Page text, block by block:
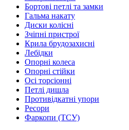
Бортові петлі та замки
Гальма накату
Диски колісні
Зчіпні пристрої
Крила брудозахисні
Лебідки
Опорні колеса
Опорні стійки
Осі торсіонні
Петлі дишла
Противідкатні упори
Ресори
Фаркопи (ТСУ)